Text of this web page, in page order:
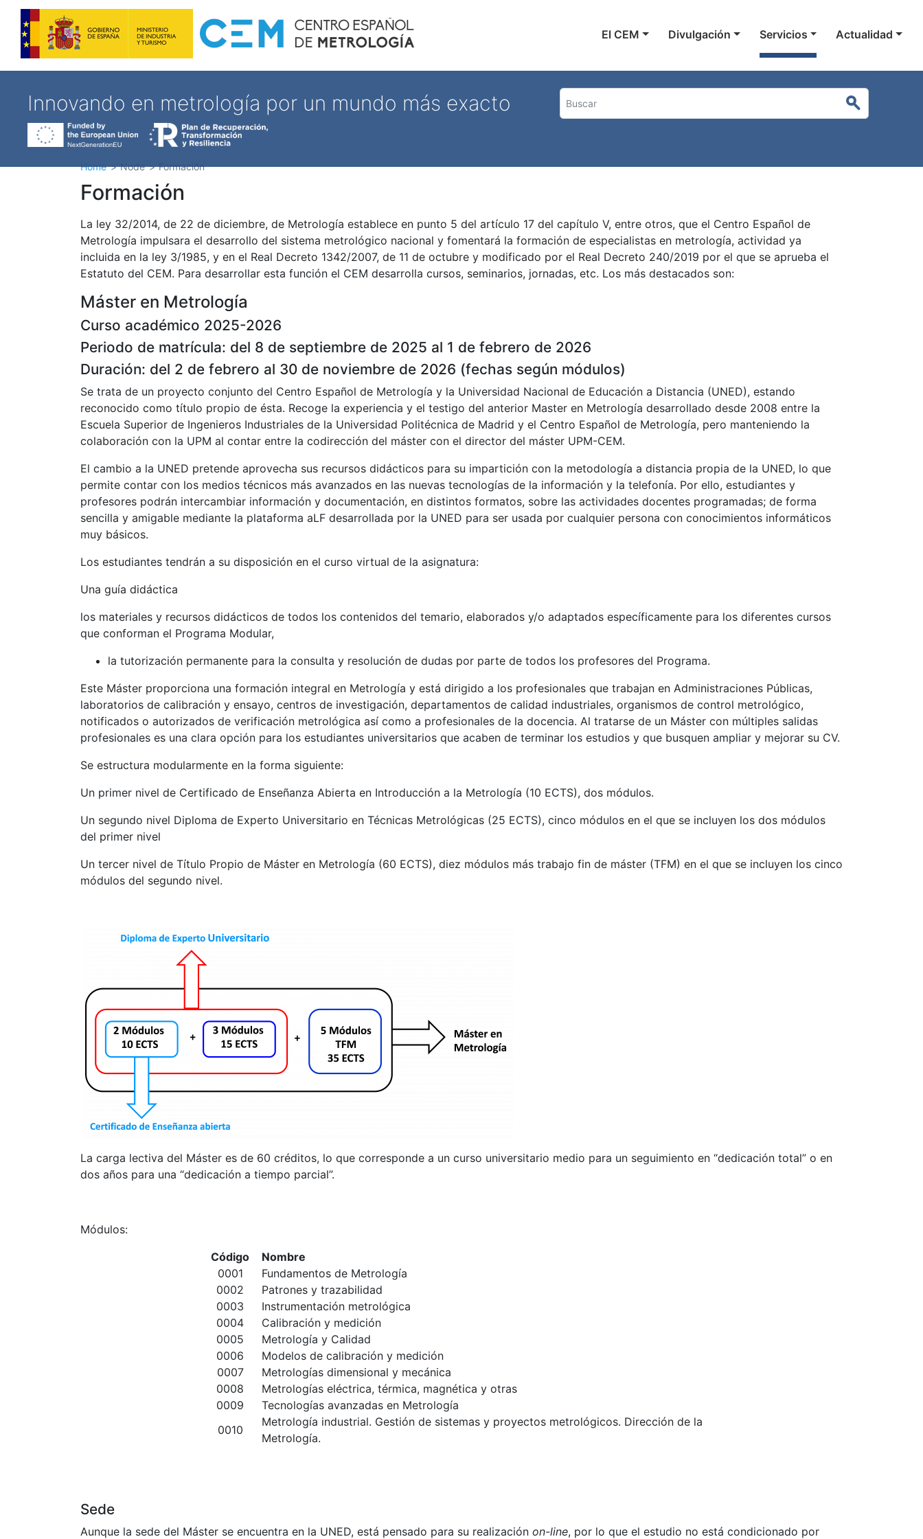
Main navigation
El CEM Divulgación Servicios Actualidad
Innovando en metrología por un mundo más exacto Buscar
Home Node Formación
Formación
La ley 32/2014, de 22 de diciembre, de Metrología establece en punto 5 del artículo 17 del capítulo V, entre otros, que el Centro Español de
Metrología impulsara el desarrollo del sistema metrológico nacional y fomentará la formación de especialistas en metrología, actividad ya
incluida en la ley 3/1985, y en el Real Decreto 1342/2007, de 11 de octubre y modificado por el Real Decreto 240/2019 por el que se aprueba el
Estatuto del CEM. Para desarrollar esta función el CEM desarrolla cursos, seminarios, jornadas, etc. Los más destacados son:
Máster en Metrología
Curso académico 2025-2026
Periodo de matrícula: del 8 de septiembre de 2025 al 1 de febrero de 2026
Duración: del 2 de febrero al 30 de noviembre de 2026 (fechas según módulos)
Se trata de un proyecto conjunto del Centro Español de Metrología y la Universidad Nacional de Educación a Distancia (UNED), estando
reconocido como título propio de ésta. Recoge la experiencia y el testigo del anterior Master en Metrología desarrollado desde 2008 entre la
Escuela Superior de Ingenieros Industriales de la Universidad Politécnica de Madrid y el Centro Español de Metrología, pero manteniendo la
colaboración con la UPM al contar entre la codirección del máster con el director del máster UPM-CEM.
El cambio a la UNED pretende aprovecha sus recursos didácticos para su impartición con la metodología a distancia propia de la UNED, lo que
permite contar con los medios técnicos más avanzados en las nuevas tecnologías de la información y la telefonía. Por ello, estudiantes y
profesores podrán intercambiar información y documentación, en distintos formatos, sobre las actividades docentes programadas; de forma
sencilla y amigable mediante la plataforma aLF desarrollada por la UNED para ser usada por cualquier persona con conocimientos informáticos
muy básicos.
Los estudiantes tendrán a su disposición en el curso virtual de la asignatura:
Una guía didáctica
los materiales y recursos didácticos de todos los contenidos del temario, elaborados y/o adaptados específicamente para los diferentes cursos
que conforman el Programa Modular,
la tutorización permanente para la consulta y resolución de dudas por parte de todos los profesores del Programa.
Este Máster proporciona una formación integral en Metrología y está dirigido a los profesionales que trabajan en Administraciones Públicas,
laboratorios de calibración y ensayo, centros de investigación, departamentos de calidad industriales, organismos de control metrológico,
notificados o autorizados de verificación metrológica así como a profesionales de la docencia. Al tratarse de un Máster con múltiples salidas
profesionales es una clara opción para los estudiantes universitarios que acaben de terminar los estudios y que busquen ampliar y mejorar su CV.
Se estructura modularmente en la forma siguiente:
Un primer nivel de Certificado de Enseñanza Abierta en Introducción a la Metrología (10 ECTS), dos módulos.
Un segundo nivel Diploma de Experto Universitario en Técnicas Metrológicas (25 ECTS), cinco módulos en el que se incluyen los dos módulos
del primer nivel
Un tercer nivel de Título Propio de Máster en Metrología (60 ECTS), diez módulos más trabajo fin de máster (TFM) en el que se incluyen los cinco
módulos del segundo nivel.
La carga lectiva del Máster es de 60 créditos, lo que corresponde a un curso universitario medio para un seguimiento en “dedicación total” o en
dos años para una “dedicación a tiempo parcial”.
Módulos:
Código
Nombre
0001
Fundamentos de Metrología
0002
Patrones y trazabilidad
0003
Instrumentación metrológica
0004
Calibración y medición
0005
Metrología y Calidad
0006
Modelos de calibración y medición
0007
Metrologías dimensional y mecánica
0008
Metrologías eléctrica, térmica, magnética y otras
0009
Tecnologías avanzadas en Metrología
0010
Metrología industrial. Gestión de sistemas y proyectos metrológicos. Dirección de la
Metrología.
Sede
Aunque la sede del Máster se encuentra en la UNED, está pensado para su realización on-line, por lo que el estudio no está condicionado por